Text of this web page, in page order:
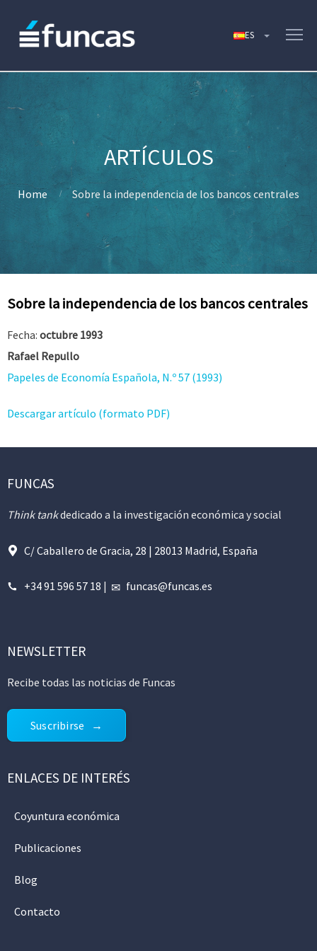
Home Sobre la independencia de los bancos centrales
Sobre la independencia de los bancos centrales
Fecha: octubre 1993
Rafael Repullo
Papeles de Economía Española, N.º 57 (1993)
Descargar artículo (formato PDF)
FUNCAS
Think tankdedicado a la investigación económica y social
C/ Caballero de Gracia, 28 | 28013 Madrid, España
+34 91 596 57 18 | funcas@funcas.es
NEWSLETTER
Recibe todas las noticias de Funcas
Suscribirse
ENLACES DE INTERÉS
Coyuntura económica
Publicaciones
Blog
Contacto